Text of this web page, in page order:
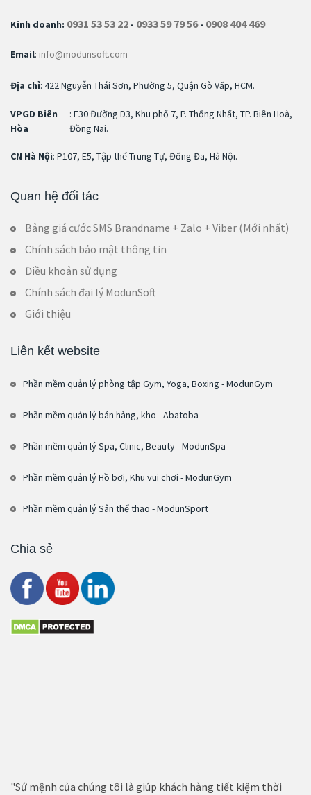
Kinh doanh: 0931 53 53 22 - 0933 59 79 56- 0908 404 469
Email: info@modunsoft.com
Địa chỉ: 422 Nguyễn Thái Sơn, Phường 5, Quận Gò Vấp, HCM.
VPGD Biên
Hòa
: F30 Đường D3, Khu phố 7, P. Thống Nhất, TP. Biên Hoà,
Đồng Nai.
CN Hà Nội: P107, E5, Tập thể Trung Tự, Đống Đa, Hà Nội.
Quan hệ đối tác
Bảng giá cước SMS Brandname + Zalo + Viber (Mới nhất)
Chính sách bảo mật thông tin
Điều khoản sử dụng
Chính sách đại lý ModunSoft
Giới thiệu
Liên kết website
Phần mềm quản lý phòng tập Gym, Yoga, Boxing - ModunGym
Phần mềm quản lý bán hàng, kho - Abatoba
Phần mềm quản lý Spa, Clinic, Beauty - ModunSpa
Phần mềm quản lý Hồ bơi, Khu vui chơi - ModunGym
Phần mềm quản lý Sân thể thao - ModunSport
Chia sẻ
"Sứ mệnh của chúng tôi là giúp khách hàng tiết kiệm thời